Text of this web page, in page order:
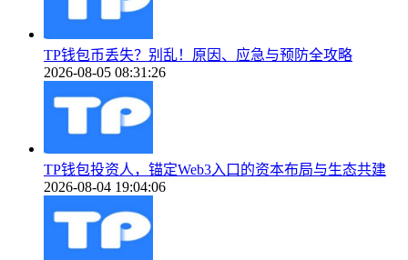
TP钱包币丢失？别乱！原因、应急与预防全攻略
2026-08-05 08:31:26
TP钱包投资人，锚定Web3入口的资本布局与生态共建
2026-08-04 19:04:06